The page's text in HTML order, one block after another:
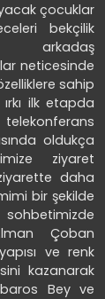
çocuklar
bekçilik
neticesinde
sahip
ilk etapda
telekonferans
oldukça
ziyaret
daha
bir şekilde
Çoban
ve renk
kazanarak
Bey ve